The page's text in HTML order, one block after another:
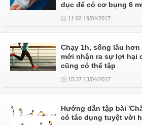
dục để có cơ bụng 6
11:02 19/04/2017
Chạy 1h, sống lâu
mới nhận ra sự lợi hại
cũng có thể tập
15:37 13/04/2017
Hướng dẫn tập bài
có tác dụng tuyệt vời